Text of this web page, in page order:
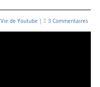
Vie de Youtube | 3 Commentaires